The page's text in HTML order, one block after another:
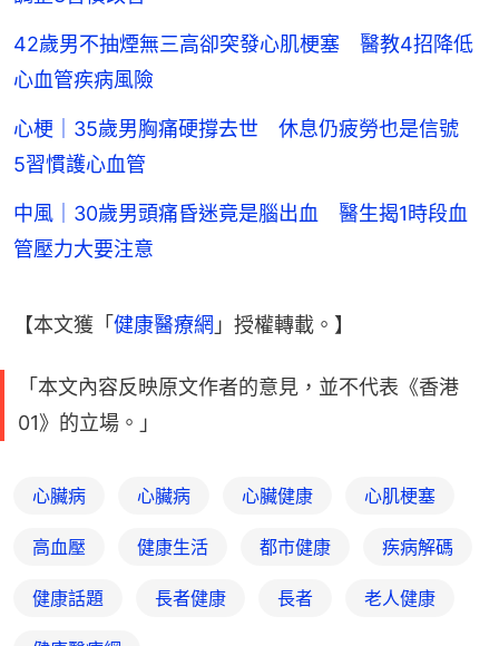
42歲男不抽煙無三高卻突發心肌梗塞 醫教4招降低
心血管疾病風險
心梗｜35歲男胸痛硬撐去世 休息仍疲勞也是信號
5習慣護心血管
中風｜30歲男頭痛昏迷竟是腦出血 醫生揭1時段血
管壓力大要注意
【本文獲「健康醫療網 」授權轉載。】
「本文內容反映原文作者的意見，並不代表《香港
01》的立場。」
心臟病 心臟病 心臟健康 心肌梗塞
高血壓 健康生活 都市健康 疾病解碼
健康話題 長者健康 長者 老人健康